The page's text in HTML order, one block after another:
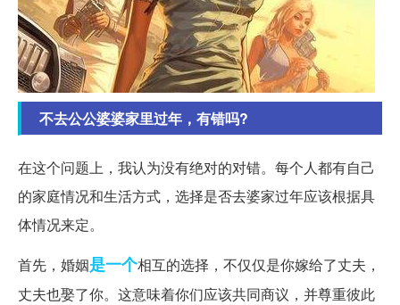
不去公公婆婆家里过年，有错吗?
在这个问题上，我认为没有绝对的对错。每个人都有自己
的家庭情况和生活方式，选择是否去婆家过年应该根据具
体情况来定。
首先，婚姻是一个相互的选择，不仅仅是你嫁给了丈夫，
丈夫也娶了你。这意味着你们应该共同商议，并尊重彼此